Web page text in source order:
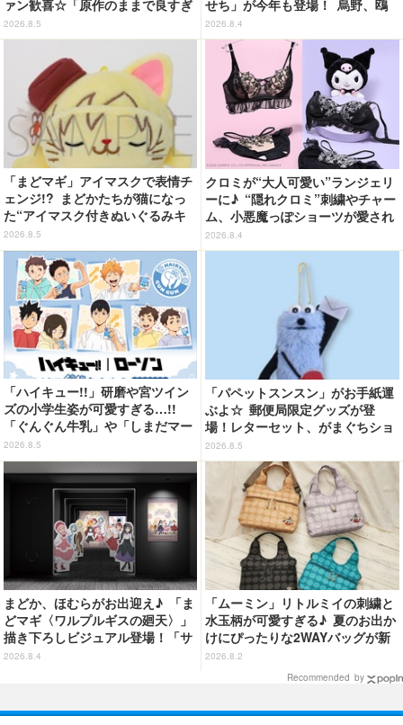
ァン歓喜☆「原作のままで良すぎ
るな」「脳の処理が追いつかない
よお」…第5話【ネタバレあり反
応まとめ】
2026.8.5
せち」が今年も登場！ 烏野、鴎
台、音駒、稲荷崎をイメージした
メニューで構成
2026.8.4
「まどマギ」アイマスクで表情チ
ェンジ!? まどかたちが猫になっ
た“アイマスク付きぬいぐるみキ
ーホルダー”が登場
2026.8.5
クロミが“大人可愛い”ランジェリ
ーに♪ “隠れクロミ”刺繍やチャー
ム、小悪魔っぽショーツが愛され
度満点◎
2026.8.4
「ハイキュー!!」研磨や宮ツイン
ズの小学生姿が可愛すぎる…!!
「ぐんぐん牛乳」や「しまだマー
ト」デザインのグッズも!? ロー
ソン限定グッズが登場！
2026.8.5
「パペットスンスン」がお手紙運
ぶよ☆ 郵便局限定グッズが登
場！レターセット、がまぐちショ
ルダーバッグなど全5種【8月12日
～】
2026.8.5
まどか、ほむらがお出迎え♪ 「ま
どマギ〈ワルプルギスの廻天〉」
描き下ろしビジュアル登場！「サ
ンシャインシティプリンスホテ
2026.8.4
「ムーミン」リトルミイの刺繍と
水玉柄が可愛すぎる♪ 夏のお出か
けにぴったりな2WAYバッグが新
登場
2026.8.2
Recommended by